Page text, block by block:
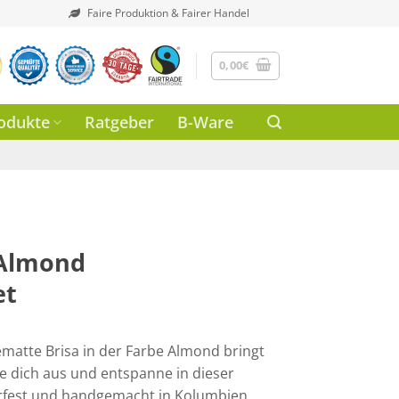
Faire Produktion & Fairer Handel
0,00€
Ratgeber B-Ware
Brisa in der Farbe Almond bringt
dich aus und entspanne in dieser